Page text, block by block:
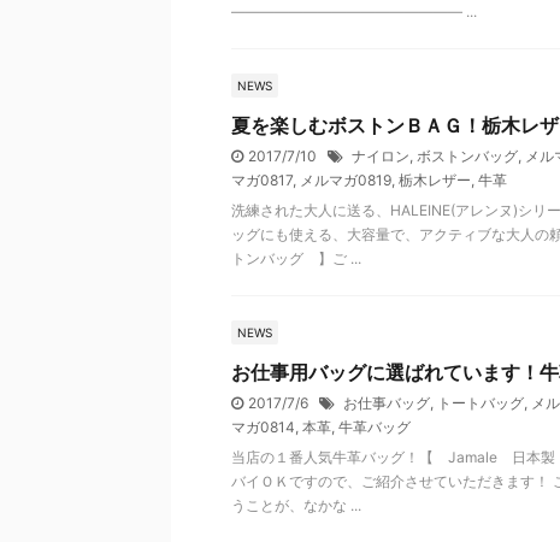
―――――――――――――――― ...
NEWS
夏を楽しむボストンＢＡＧ！栃木レ
2017/7/10 ナイロン, ボストンバッグ, メル
マガ0817, メルマガ0819, 栃木レザー, 牛革
洗練された大人に送る、HALEINE(アレンヌ)シリ
ッグにも使える、大容量で、アクティブな大人
トンバッグ 】ご ...
NEWS
お仕事用バッグに選ばれています！
2017/7/6 お仕事バッグ, トートバッグ, メ
マガ0814, 本革, 牛革バッグ
当店の１番人気牛革バッグ！【 Jamale 日本
バイＯＫですので、ご紹介させていただきます！
うことが、なかな ...